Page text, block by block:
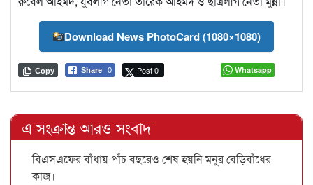
Download News PhotoCard (1080×1080)
Share 0 Post 0
Copy Whatsapp
এ সংক্রান্ত আরও সংবাদ
বিএসএফের বাঁধায় পাঁচ বছরেও শেষ হয়নি মনুর বেড়িবাঁধের
কাজ।